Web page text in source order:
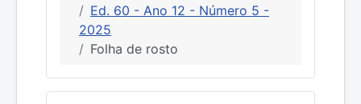
Ed. 60 - Ano 12 - Número 5 -
2025
Folha de rosto